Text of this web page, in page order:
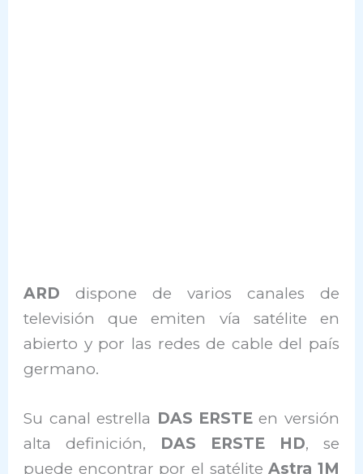
ARD dispone de varios canales de
televisión que emiten vía satélite en
abierto y por las redes de cable del país
germano.
Su canal estrella DAS ERSTEen versión
alta definición, DAS ERSTE HD, se
puede encontrar por el satéliteAstra 1M